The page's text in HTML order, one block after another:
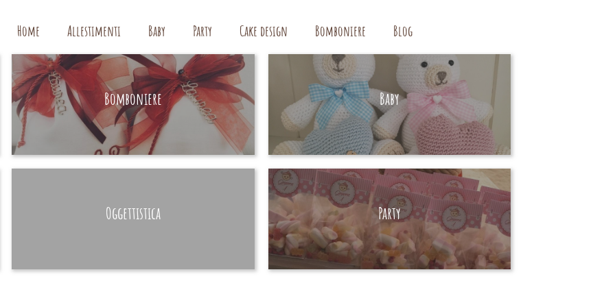
Home Allestimenti Baby Party Cake design Bomboniere Blog
Bomboniere
HAND MADE
Baby
HAND MADE
Oggettistica Party